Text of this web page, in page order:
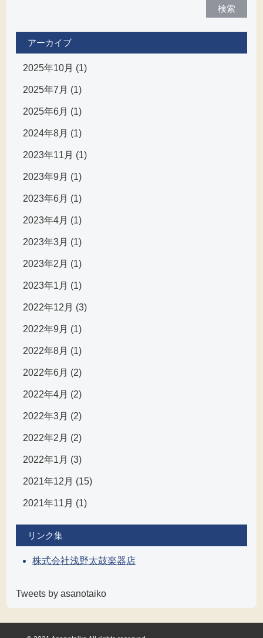
検索
アーカイブ
2025年10月 (1)
2025年7月 (1)
2025年6月 (1)
2024年8月 (1)
2023年11月 (1)
2023年9月 (1)
2023年6月 (1)
2023年4月 (1)
2023年3月 (1)
2023年2月 (1)
2023年1月 (1)
2022年12月 (3)
2022年9月 (1)
2022年8月 (1)
2022年6月 (2)
2022年4月 (2)
2022年3月 (2)
2022年2月 (2)
2022年1月 (3)
2021年12月 (15)
2021年11月 (1)
リンク集
株式会社浅野太鼓楽器店
Tweets by asanotaiko